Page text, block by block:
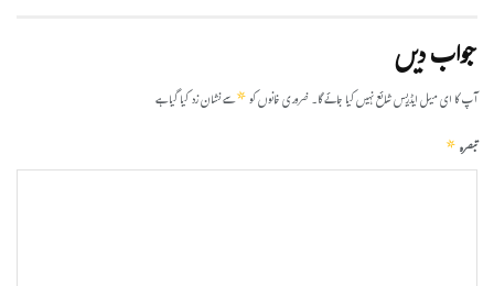
جواب دیں
آپ کا ای میل ایڈریس شائع نہیں کیا جائے گا۔ضروری خانوں کو*سے نشان زد کیا گیا ہے
تبصرہ*